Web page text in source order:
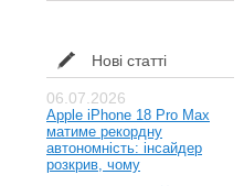
Нові статті
06.07.2026
Apple iPhone 18 Pro Max
матиме рекордну
автономність: інсайдер
розкрив, чому